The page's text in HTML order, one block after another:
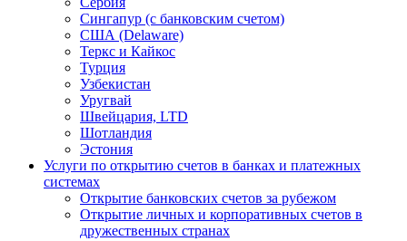
Сингапур (c банковским счетом)
США (Delaware)
Теркс и Кайкос
Турция
Узбекистан
Уругвай
Швейцария, LTD
Шотландия
Эстония
Услуги по открытию счетов в банках и платежных
системах
Открытие банковских счетов за рубежом
Открытие личных и корпоративных счетов в
дружественных странах